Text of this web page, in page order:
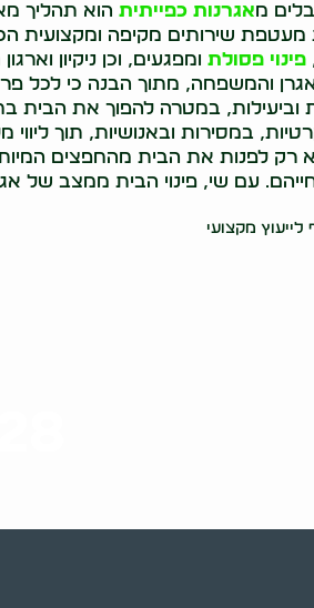
מאגרנות כפייתית הוא תהליך
שירותים מקיפה ומקצועית
פינוי פסולת ומפגעים, וכן ניקיון
והמשפחה, מתוך הבנה כי לכל
וביעילות, במטרה להפוך את הבית
במסירות ובאנושיות, תוך
לפנות את הבית מהחפצים
עם שי, פינוי הבית ממצב של
מקצועי